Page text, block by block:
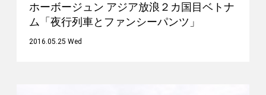
ホーボージュン アジア放浪２カ国目ベトナ
ム「夜行列車とファンシーパンツ」
2016.05.25 Wed